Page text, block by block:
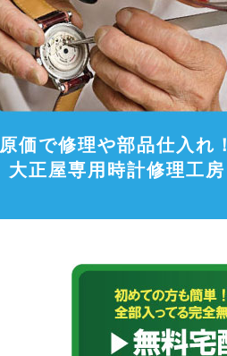
原価で修理や部品仕入れ！
大正屋専用時計修理工房